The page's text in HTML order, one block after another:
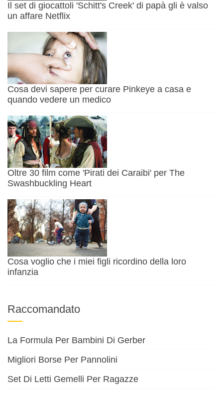
Il set di giocattoli 'Schitt's Creek' di papà gli è valso
un affare Netflix
Cosa devi sapere per curare Pinkeye a casa e
quando vedere un medico
Oltre 30 film come 'Pirati dei Caraibi' per The
Swashbuckling Heart
Cosa voglio che i miei figli ricordino della loro
infanzia
Raccomandato
La Formula Per Bambini Di Gerber
Migliori Borse Per Pannolini
Set Di Letti Gemelli Per Ragazze